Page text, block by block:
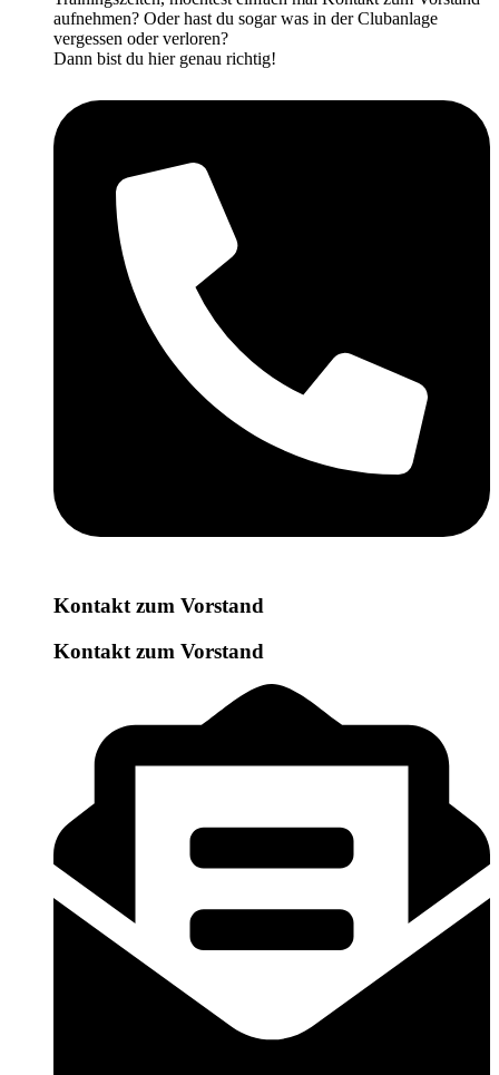
aufnehmen? Oder hast du sogar was in der Clubanlage
vergessen oder verloren?
Dann bist du hier genau richtig!
Kontakt zum Vorstand
Kontakt zum Vorstand